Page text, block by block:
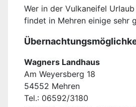
Wer in der Vulkaneifel
findet in Mehren einige sehr
Wagners Landhaus
Am Weyersberg 18
54552 Mehren
Tel.: 06592/3180